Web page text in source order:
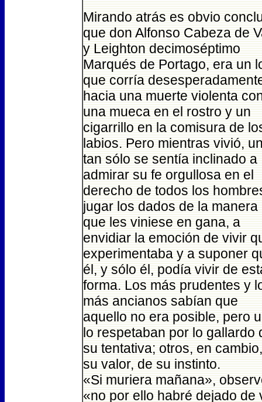
Mirando atrás es obvio
que don Alfonso Cabeza de
y Leighton decimoséptimo
Marqués de Portago, era un
que corría
hacia una muerte violenta
una mueca en el rostro y un
cigarrillo en la comisura de
labios. Pero mientras vivió,
tan sólo se sentía inclinado a
admirar su fe orgullosa en el
derecho de todos los
jugar los dados de la manera
que les viniese en gana, a
envidiar la emoción de vivir
experimentaba y a suponer
él, y sólo él, podía vivir de
forma. Los más prudentes y
más ancianos sabían que
aquello no era posible, pero
lo respetaban por lo gallardo
su tentativa; otros, en
su valor, de su instinto.
«Si muriera mañana»,
«no por ello habré dejado